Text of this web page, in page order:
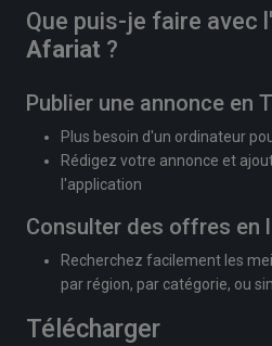
Que puis-je faire avec
Afariat ?
Publier une annonce en
Plus besoin d'un ordinateur
Rédigez votre annonce et
l'application
Consulter des offres en
Recherchez facilement les
par région, par catégorie, ou
Télécharger